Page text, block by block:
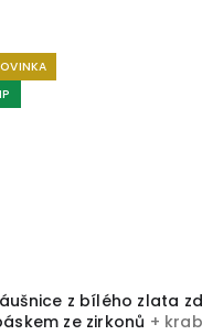
z bílého zlata
ze zirkonů +